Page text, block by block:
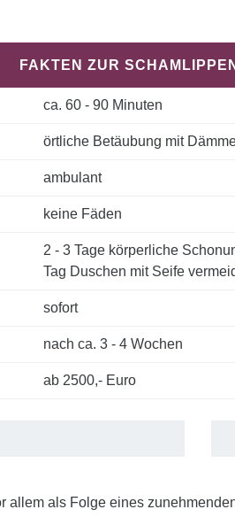
FAKTEN ZUR
ca. 60 - 90 Minuten
örtliche Betäubung mit
ambulant
keine Fäden
2 - 3 Tage körperliche
Tag Duschen mit Seife
sofort
nach ca. 3 - 4 Wochen
ab 2500,- Euro
als Folge eines